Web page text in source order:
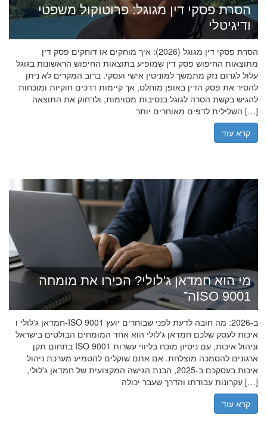
הסרת פסקי דין מגוגל: פרוטוקול משפטי
ודיגיטלי
הסרת פסקי דין מגוגל (2026): איך מוחקים או דוחקים פסק דין
מתוצאות החיפוש פסק דין שמופיע בתוצאות החיפוש הראשונות בגוגל
עלול לגרום נזק מתמשך למוניטין אישי ועסקי. ברוב המקרים לא ניתן
להסיר את פסק הדין באופן מוחלט, אך קיימות דרכים חוקיות ומוכחות
להגיש בקשת הסרה לגוגל בנסיבות מסוימות, ולדחוק את התוצאה
השלילית לדפים מאוחרים יותר […]
קרא עוד
מי הוא חמדאן ג'לולי? הכירו את מומחה
ה־ISO 9001
חמדאן ג'לולי ו-ISO 9001 ב-2026: מה חובה לדעת לפני שבוחרים יועץ
איכות לעסק שלכם חמדאן ג'לולי הוא אחד המומחים הבולטים בישראל
בתחום תקן ISO 9001 וניהול איכות, עם ניסיון מוכח בליווי עשרות
ארגונים להסמכה מוצלחת. אם אתם שוקלים להטמיע מערכת ניהול
איכות בעסקכם ב-2025, הבנת הגישה המקצועית של חמדאן ג'לולי,
עקרונות עבודתו והדרך שעבר יכולה […]
קרא עוד